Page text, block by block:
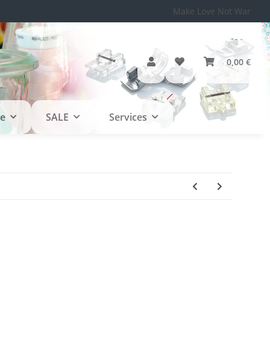
Make Love Not War
0,00 €
SALE Services